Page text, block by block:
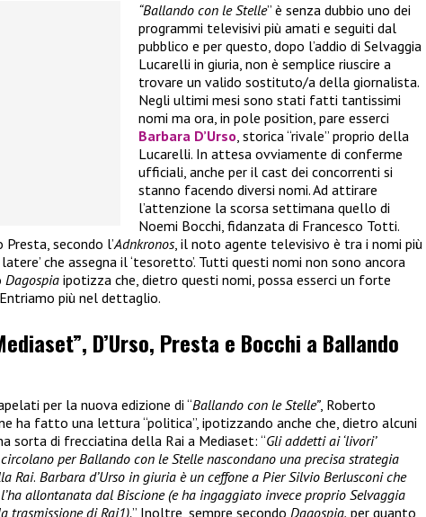
“Ballando con le Stelle” è senza dubbio uno dei
programmi televisivi più amati e seguiti dal
pubblico e per questo, dopo l’addio di Selvaggia
Lucarelli in giuria, non è semplice riuscire a
trovare un valido sostituto/a della giornalista.
Negli ultimi mesi sono stati fatti tantissimi
nomi ma ora, in pole position, pare esserci
Barbara D’Urso, storica “rivale” proprio della
Lucarelli. In attesa ovviamente di conferme
ufficiali, anche per il cast dei concorrenti si
stanno facendo diversi nomi. Ad attirare
l’attenzione la scorsa settimana quello di
Noemi Bocchi, fidanzata di Francesco Totti.
secondo l’Adnkronos, il noto agente televisivo è tra i nomi più
che assegna il ‘tesoretto’. Tutti questi nomi non sono ancora
Dagospia ipotizza che, dietro questi nomi, possa esserci un forte
più nel dettaglio.
D’Urso, Presta e Bocchi a Ballando
per la nuova edizione di “Ballando con le Stelle”, Roberto
ha fatto una lettura “politica”, ipotizzando anche che, dietro alcuni
sorta di frecciatina della Rai a Mediaset: “Gli addetti ai ‘livori’
per Ballando con le Stelle nascondano una precisa strategia
Rai. Barbara d’Urso in giuria è un ceffone a Pier Silvio Berlusconi che
allontanata dal Biscione (e ha ingaggiato invece proprio Selvaggia
trasmissione di Rai1).” Inoltre, sempre secondo Dagospia, per quanto